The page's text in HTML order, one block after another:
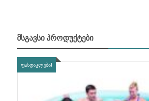
ᲛᲡᲒᲐᲕᲡᲘ ᲞᲠᲝᲓᲣᲥᲢᲔᲑᲘ
ᲤᲐᲡᲓᲐᲙᲚᲔᲑᲐ!